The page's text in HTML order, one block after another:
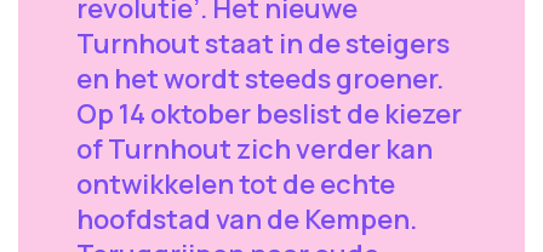
revolutie’. Het nieuwe
Turnhout staat in de steigers
en het wordt steeds groener.
Op 14 oktober beslist de kiezer
of Turnhout zich verder kan
ontwikkelen tot de echte
hoofdstad van de Kempen.